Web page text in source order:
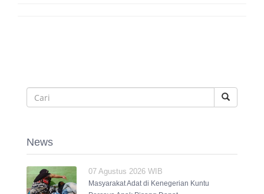
News
07 Agustus 2026 WIB
Masyarakat Adat di Kenegerian Kuntu